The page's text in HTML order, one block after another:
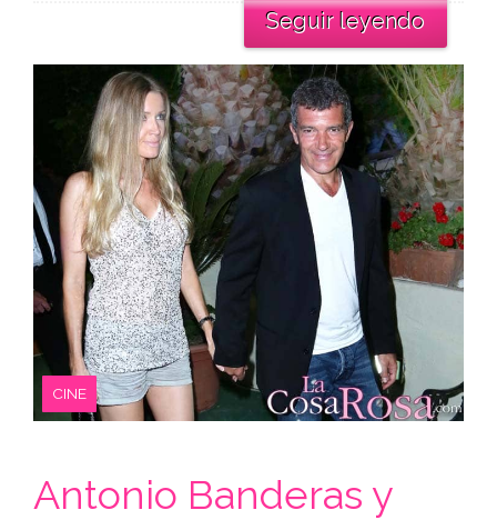
Seguir leyendo
CINE
Antonio Banderas y